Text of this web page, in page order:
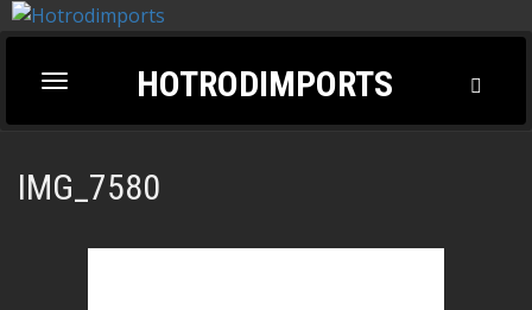
Toggle
navigation
HOTRODIMPORTS
IMG_7580